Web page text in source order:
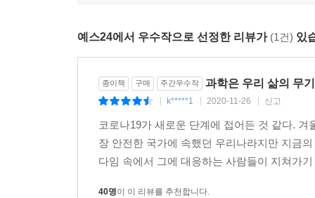
거리두기가 계속 진행되는 것이 인간에게 어떤
끝이 없다. 코로나 팬데믹이라고 하는, 인류를 위
국적과 전공 분야를 가리지 않고 앞다투어 코
코로나에 대해서 이야기하고자 한다면, 정작 코
당위적인 명제에 모든 이들이 동의하면서도
기초과학 연구에 뛰어든다는 것은 연구자로서도
사업이기 때문이다. 이러한 연구가 국내의 다른
그리고 나아가 한국 사회가 감염병과 뉴노멀 시
예스24에서 우수작으로 선정한 리뷰가 (1건) 있
종이책 구매 주간우수작 과학은 우리 삶의 무
k*****1 2020-11-26 신고
코로나19가 새로운 단계에 접어든 것 같다. 겨
장 안전한 국가에 속했던 우리나라지만 지금
다임 속에서 그에 대응하는 사람들이 지쳐가
40명이 이 리뷰를 추천합니다.